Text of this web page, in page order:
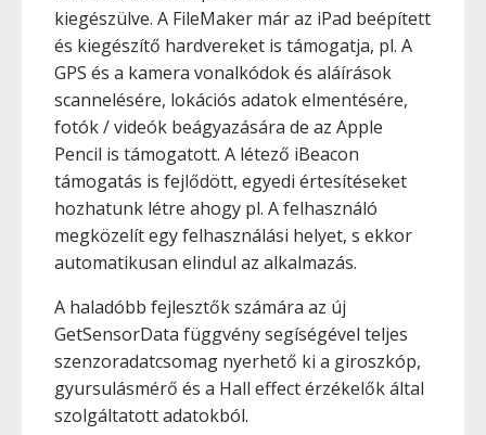
kiegészülve. A FileMaker már az iPad beépített
és kiegészítő hardvereket is támogatja, pl. A
GPS és a kamera vonalkódok és aláírások
scannelésére, lokációs adatok elmentésére,
fotók / videók beágyazására de az Apple
Pencil is támogatott. A létező iBeacon
támogatás is fejlődött, egyedi értesítéseket
hozhatunk létre ahogy pl. A felhasználó
megközelít egy felhasználási helyet, s ekkor
automatikusan elindul az alkalmazás.
A haladóbb fejlesztők számára az új
GetSensorData függvény segíségével teljes
szenzoradatcsomag nyerhető ki a giroszkóp,
gyursulásmérő és a Hall effect érzékelők által
szolgáltatott adatokból.